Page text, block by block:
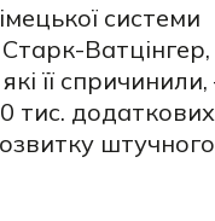
системи
Ватцінгер,
її спричинили,
тис. додаткових
штучного